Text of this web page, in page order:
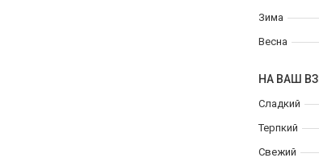
Зима
Весна
НА ВАШ
Сладкий
Терпкий
Свежий